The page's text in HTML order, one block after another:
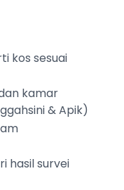
kos sesuai
kamar
& Apik)
hasil survei